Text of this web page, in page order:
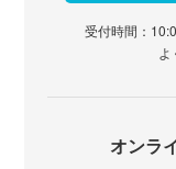
受付時間：
オンラ